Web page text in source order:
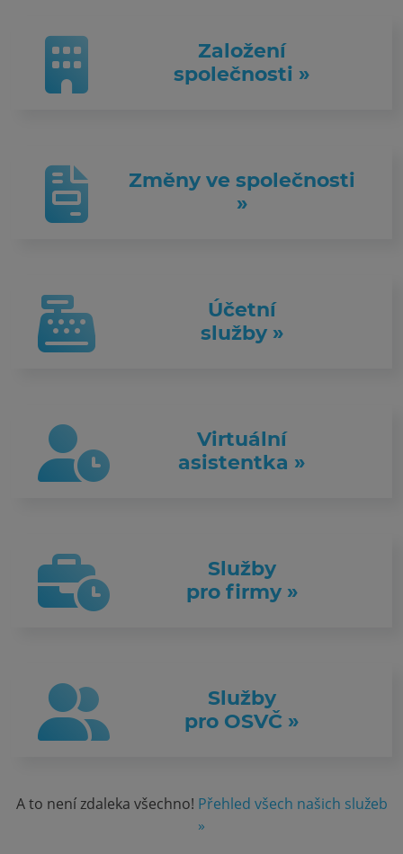
Založení
společnosti »
Změny ve společnosti
»
Účetní
služby »
Virtuální
asistentka »
Služby
pro firmy »
Služby
pro OSVČ »
A to není zdaleka všechno! Přehled všech našich služeb
»